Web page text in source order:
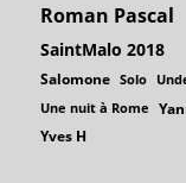
Roman Pascal
SaintMalo 2018
Salomone Solo
Une nuit à Rome
Yves H